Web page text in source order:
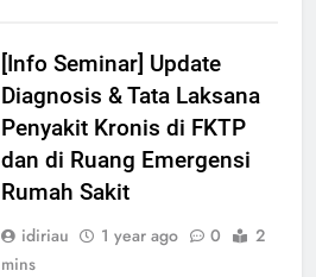
[Info Seminar] Update
Diagnosis & Tata Laksana
Penyakit Kronis di FKTP
dan di Ruang Emergensi
Rumah Sakit
idiriau 1 year ago 0
2
mins